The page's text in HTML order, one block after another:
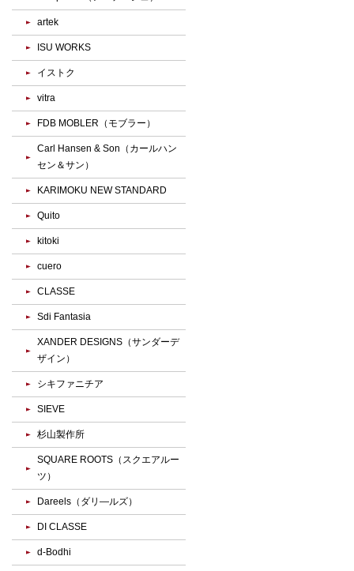
artek
ISU WORKS
イストク
vitra
FDB MOBLER（モブラー）
Carl Hansen & Son（カールハン
セン＆サン）
KARIMOKU NEW STANDARD
Quito
kitoki
cuero
CLASSE
Sdi Fantasia
XANDER DESIGNS（サンダーデ
ザイン）
シキファニチア
SIEVE
杉山製作所
SQUARE ROOTS（スクエアルー
ツ）
Dareels（ダリ―ルズ）
DI CLASSE
d-Bodhi